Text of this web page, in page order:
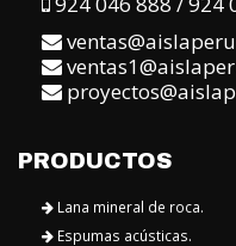
PRODUCTOS
Lana mineral de roca.
Espumas acústicas.